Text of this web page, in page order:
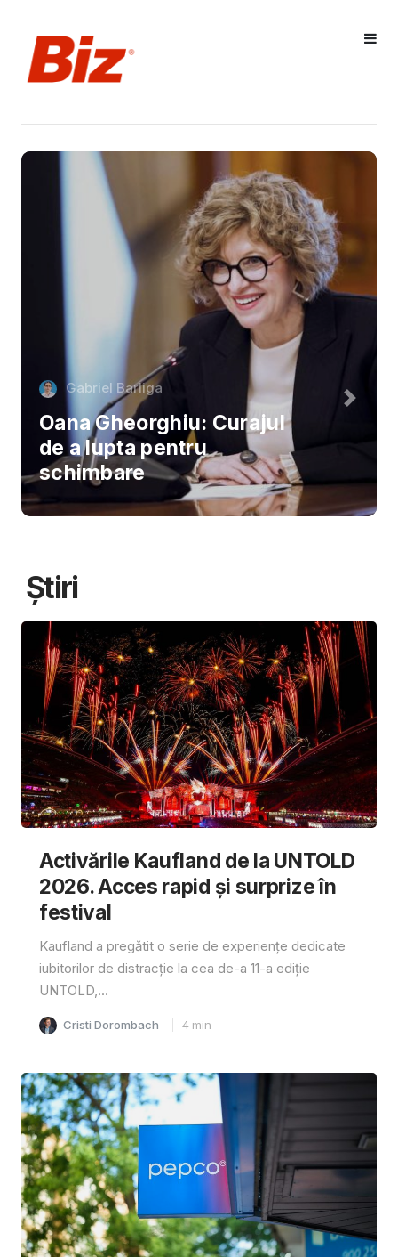
Gabriel Barliga
Oana Gheorghiu: Curajul
de a lupta pentru
schimbare
Știri
Activările Kaufland de la UNTOLD
2026. Acces rapid și surprize în
festival
Kaufland a pregătit o serie de experiențe dedicate
iubitorilor de distracție la cea de-a 11-a ediție
UNTOLD,...
Cristi Dorombach 4 min